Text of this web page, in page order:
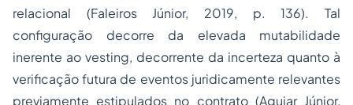
relacional (Faleiros Júnior, 2019, p. 136). Tal
configuração decorre da elevada mutabilidade
inerente ao vesting, decorrente da incerteza quanto à
verificação futura de eventos juridicamente relevantes
previamente estipulados no contrato (Aguiar Júnior,